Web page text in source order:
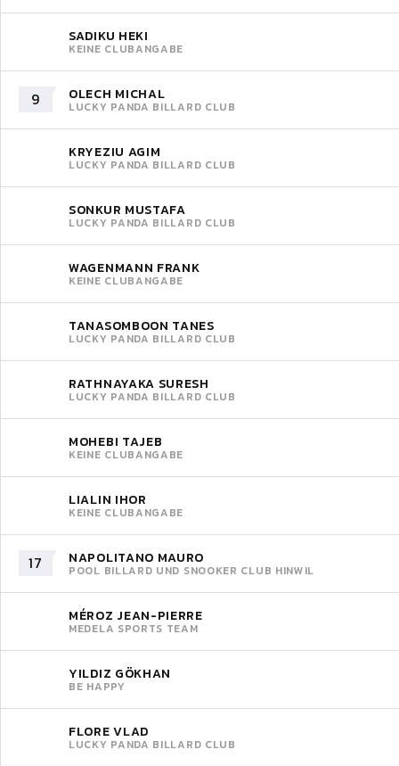
SADIKU HEKI
KEINE CLUBANGABE
9 OLECH MICHAL
LUCKY PANDA BILLARD CLUB
KRYEZIU AGIM
LUCKY PANDA BILLARD CLUB
SONKUR MUSTAFA
LUCKY PANDA BILLARD CLUB
WAGENMANN FRANK
KEINE CLUBANGABE
TANASOMBOON TANES
LUCKY PANDA BILLARD CLUB
RATHNAYAKA SURESH
LUCKY PANDA BILLARD CLUB
MOHEBI TAJEB
KEINE CLUBANGABE
LIALIN IHOR
KEINE CLUBANGABE
17 NAPOLITANO MAURO
POOL BILLARD UND SNOOKER CLUB HINWIL
MÉROZ JEAN-PIERRE
MEDELA SPORTS TEAM
YILDIZ GÖKHAN
BE HAPPY
FLORE VLAD
LUCKY PANDA BILLARD CLUB